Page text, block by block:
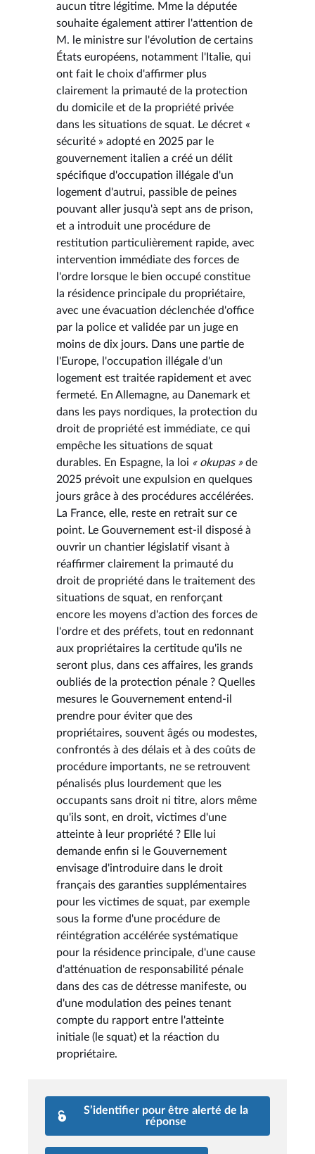
aucun titre légitime. Mme la députée
souhaite également attirer l'attention de
M. le ministre sur l'évolution de certains
États européens, notamment l'Italie, qui
ont fait le choix d'affirmer plus
clairement la primauté de la protection
du domicile et de la propriété privée
dans les situations de squat. Le décret «
sécurité » adopté en 2025 par le
gouvernement italien a créé un délit
spécifique d'occupation illégale d'un
logement d'autrui, passible de peines
pouvant aller jusqu'à sept ans de prison,
et a introduit une procédure de
restitution particulièrement rapide, avec
intervention immédiate des forces de
l'ordre lorsque le bien occupé constitue
la résidence principale du propriétaire,
avec une évacuation déclenchée d'office
par la police et validée par un juge en
moins de dix jours. Dans une partie de
l'Europe, l'occupation illégale d'un
logement est traitée rapidement et avec
fermeté. En Allemagne, au Danemark et
dans les pays nordiques, la protection du
droit de propriété est immédiate, ce qui
empêche les situations de squat
durables. En Espagne, la loi « okupas » de
2025 prévoit une expulsion en quelques
jours grâce à des procédures accélérées.
La France, elle, reste en retrait sur ce
point. Le Gouvernement est-il disposé à
ouvrir un chantier législatif visant à
réaffirmer clairement la primauté du
droit de propriété dans le traitement des
situations de squat, en renforçant
encore les moyens d'action des forces de
l'ordre et des préfets, tout en redonnant
aux propriétaires la certitude qu'ils ne
seront plus, dans ces affaires, les grands
oubliés de la protection pénale ? Quelles
mesures le Gouvernement entend-il
prendre pour éviter que des
propriétaires, souvent âgés ou modestes,
confrontés à des délais et à des coûts de
procédure importants, ne se retrouvent
pénalisés plus lourdement que les
occupants sans droit ni titre, alors même
qu'ils sont, en droit, victimes d'une
atteinte à leur propriété ? Elle lui
demande enfin si le Gouvernement
envisage d'introduire dans le droit
français des garanties supplémentaires
pour les victimes de squat, par exemple
sous la forme d'une procédure de
réintégration accélérée systématique
pour la résidence principale, d'une cause
d'atténuation de responsabilité pénale
dans des cas de détresse manifeste, ou
d'une modulation des peines tenant
compte du rapport entre l'atteinte
initiale (le squat) et la réaction du
propriétaire.
S’identifier pour être alerté de la
réponse